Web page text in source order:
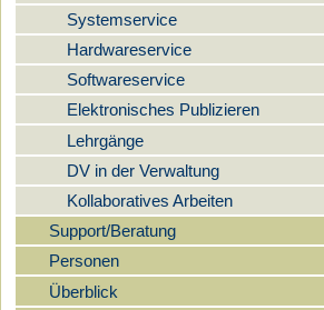
Systemservice
Hardwareservice
Softwareservice
Elektronisches Publizieren
Lehrgänge
DV in der Verwaltung
Kollaboratives Arbeiten
Support/Beratung
Personen
Überblick